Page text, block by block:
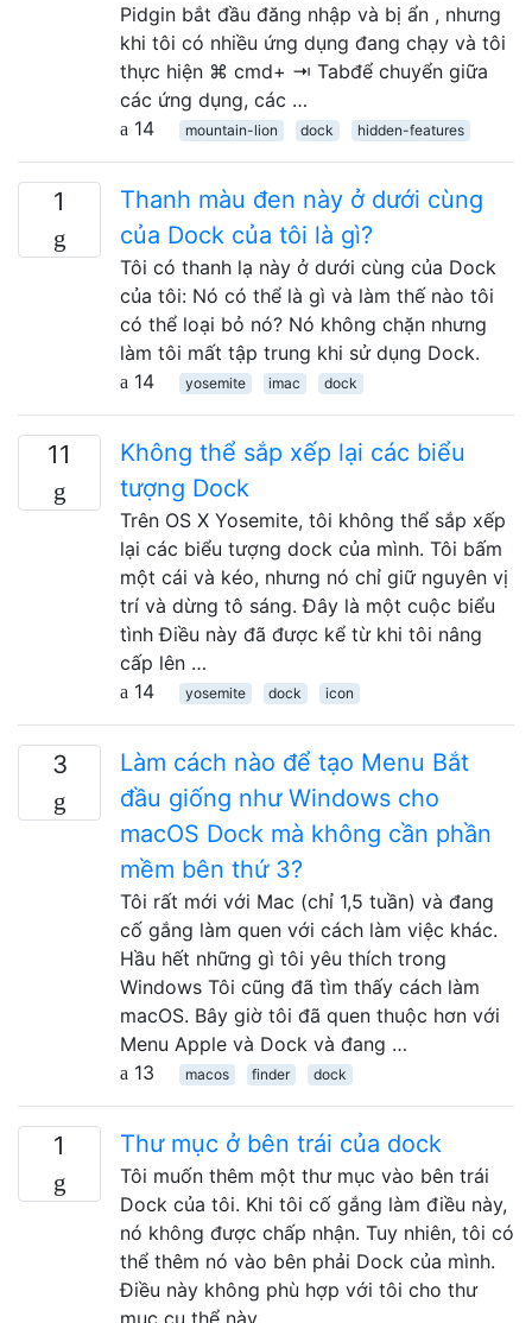
Pidgin bắt đầu đăng nhập và bị ẩn , nhưng
khi tôi có nhiều ứng dụng đang chạy và tôi
thực hiện ⌘ cmd+ ⇥ Tabđể chuyển giữa
các ứng dụng, các …
14
mountain-lion dock hidden-features
1
Thanh màu đen này ở dưới cùng
của Dock của tôi là gì?
Tôi có thanh lạ này ở dưới cùng của Dock
của tôi: Nó có thể là gì và làm thế nào tôi
có thể loại bỏ nó? Nó không chặn nhưng
làm tôi mất tập trung khi sử dụng Dock.
14
yosemite imac dock
11
Không thể sắp xếp lại các biểu
tượng Dock
Trên OS X Yosemite, tôi không thể sắp xếp
lại các biểu tượng dock của mình. Tôi bấm
một cái và kéo, nhưng nó chỉ giữ nguyên vị
trí và dừng tô sáng. Đây là một cuộc biểu
tình Điều này đã được kể từ khi tôi nâng
cấp lên …
14
yosemite dock icon
3
Làm cách nào để tạo Menu Bắt
đầu giống như Windows cho
macOS Dock mà không cần phần
mềm bên thứ 3?
Tôi rất mới với Mac (chỉ 1,5 tuần) và đang
cố gắng làm quen với cách làm việc khác.
Hầu hết những gì tôi yêu thích trong
Windows Tôi cũng đã tìm thấy cách làm
macOS. Bây giờ tôi đã quen thuộc hơn với
Menu Apple và Dock và đang …
13
macos finder dock
1 Thư mục ở bên trái của dock
Tôi muốn thêm một thư mục vào bên trái
Dock của tôi. Khi tôi cố gắng làm điều này,
nó không được chấp nhận. Tuy nhiên, tôi có
thể thêm nó vào bên phải Dock của mình.
Điều này không phù hợp với tôi cho thư
mục cụ thể này. …